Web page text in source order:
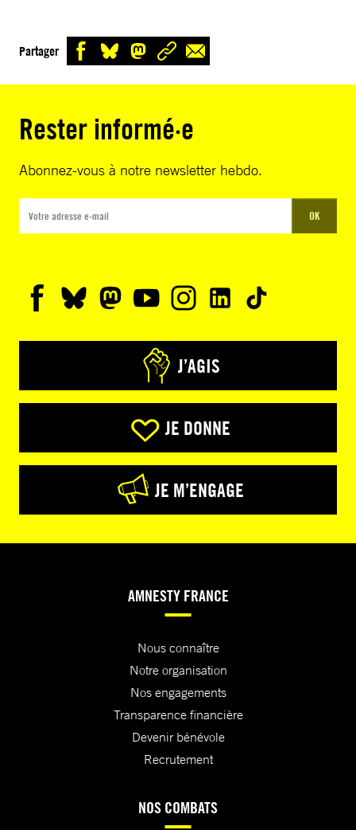
Partager
Rester informé·e
Abonnez-vous à notre newsletter hebdo.
OK
J’AGIS
JE DONNE
JE M’ENGAGE
AMNESTY FRANCE
Nous connaître
Notre organisation
Nos engagements
Transparence financière
Devenir bénévole
Recrutement
NOS COMBATS